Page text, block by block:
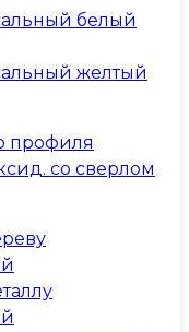
белый
желтый
профиля
со сверлом